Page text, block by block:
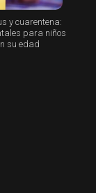
y cuarentena:
para niños
su edad